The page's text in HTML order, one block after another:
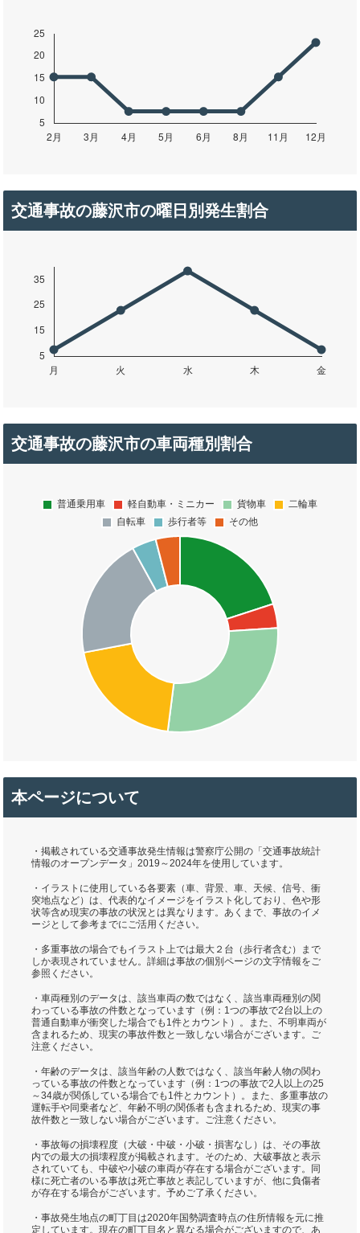
交通事故の藤沢市の曜日別発生割合
交通事故の藤沢市の車両種別割合
本ページについて
・掲載されている交通事故発生情報は警察庁公開の「交通事故統計
情報のオープンデータ」2019～2024年を使用しています。
・イラストに使用している各要素（車、背景、車、天候、信号、衝
突地点など）は、代表的なイメージをイラスト化しており、色や形
状等含め現実の事故の状況とは異なります。あくまで、事故のイメ
ージとして参考までにご活用ください。
・多重事故の場合でもイラスト上では最大２台（歩行者含む）まで
しか表現されていません。詳細は事故の個別ページの文字情報をご
参照ください。
・車両種別のデータは、該当車両の数ではなく、該当車両種別の関
わっている事故の件数となっています（例：1つの事故で2台以上の
普通自動車が衝突した場合でも1件とカウント）。また、不明車両が
含まれるため、現実の事故件数と一致しない場合がございます。ご
注意ください。
・年齢のデータは、該当年齢の人数ではなく、該当年齢人物の関わ
っている事故の件数となっています（例：1つの事故で2人以上の25
～34歳が関係している場合でも1件とカウント）。また、多重事故の
運転手や同乗者など、年齢不明の関係者も含まれるため、現実の事
故件数と一致しない場合がございます。ご注意ください。
・事故毎の損壊程度（大破・中破・小破・損害なし）は、その事故
内での最大の損壊程度が掲載されます。そのため、大破事故と表示
されていても、中破や小破の車両が存在する場合がございます。同
様に死亡者のいる事故は死亡事故と表記していますが、他に負傷者
が存在する場合がございます。予めご了承ください。
・事故発生地点の町丁目は2020年国勢調査時点の住所情報を元に推
定しています。現在の町丁目名と異なる場合がございますので、あ